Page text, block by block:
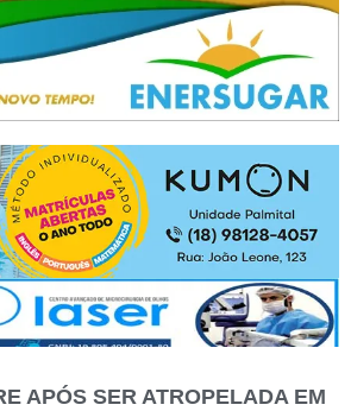
APÓS SER ATROPELADA EM